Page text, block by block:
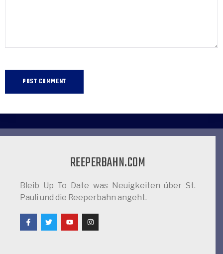
REEPERBAHN.COM
Bleib Up To Date was Neuigkeiten über St.
Pauli und die Reeperbahn angeht.